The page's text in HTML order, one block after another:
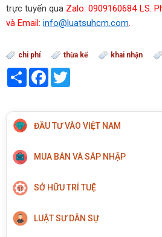
trực tuyến qua Zalo: 0909160684 LS.
và Email: info@luatsuhcm.com.
chi phí thừa kế khai nhận
Share Facebook
ĐẦU TƯ VÀO VIỆT NAM
MUA BÁN VÀ SÁP NHẬP
SỞ HỮU TRÍ TUỆ
LUẬT SƯ DÂN SỰ